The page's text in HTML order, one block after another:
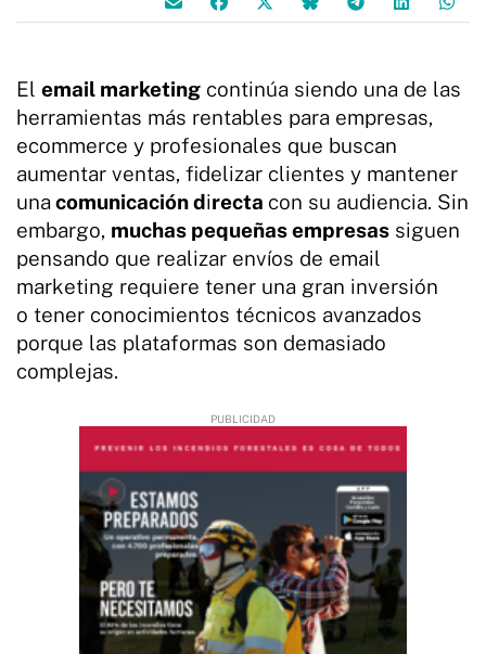
El email marketing continúa siendo una de las
herramientas más rentables para empresas,
ecommerce y profesionales que buscan
aumentar ventas, fidelizar clientes y mantener
una comunicación directa con su audiencia. Sin
embargo, muchas pequeñas empresas siguen
pensando que realizar envíos de email
marketing requiere tener una gran inversión
o tener conocimientos técnicos avanzados
porque las plataformas son demasiado
complejas.